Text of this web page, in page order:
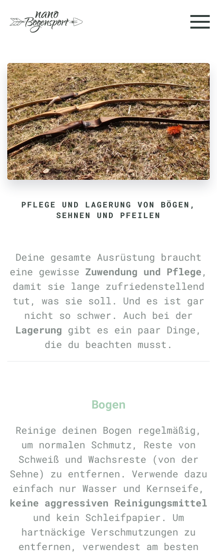
Skip to main content
PFLEGE UND LAGERUNG VON BÖGEN,
SEHNEN UND PFEILEN
Deine gesamte Ausrüstung braucht
eine gewisse Zuwendung und Pflege,
damit sie lange zufriedenstellend
tut, was sie soll. Und es ist gar
nicht so schwer. Auch bei der
Lagerung gibt es ein paar Dinge,
die du beachten musst.
Bogen
Reinige deinen Bogen regelmäßig,
um normalen Schmutz, Reste von
Schweiß und Wachsreste (von der
Sehne) zu entfernen. Verwende dazu
einfach nur Wasser und Kernseife,
keine aggressiven Reinigungsmittel
und kein Schleifpapier. Um
hartnäckige Verschmutzungen zu
entfernen, verwendest am besten